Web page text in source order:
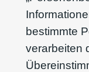
bestimmte
verarbeiten